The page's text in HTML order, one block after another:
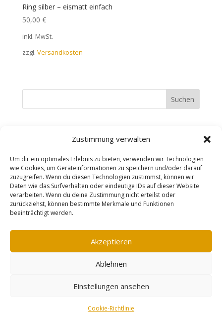
Zustimmung verwalten
Um dir ein optimales Erlebnis zu bieten, verwenden wir Technologien
wie Cookies, um Geräteinformationen zu speichern und/oder darauf
zuzugreifen. Wenn du diesen Technologien zustimmst, können wir
Daten wie das Surfverhalten oder eindeutige IDs auf dieser Website
verarbeiten. Wenn du deine Zustimmung nicht erteilst oder
zurückziehst, können bestimmte Merkmale und Funktionen
beeinträchtigt werden.
Akzeptieren
Ablehnen
Einstellungen ansehen
Cookie-Richtlinie
Ring silber – eismatt einfach
50,00 €
inkl. MwSt.
zzgl. Versandkosten
Suchen
Recent Comments
Es sind keine Kommentare vorhanden.
Impressum AGB
Datenschutzerklärung
Widerrufsbelehrung
Vertrag widerrufen
Cookie-Richtlinie (EU)
©mareensschmuckschmiede
Vertrag widerrufen